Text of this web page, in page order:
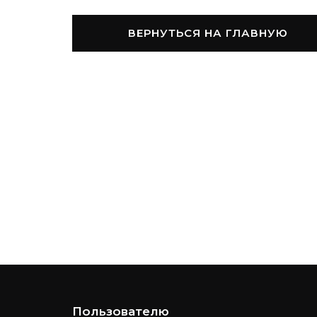
ВЕРНУТЬСЯ НА ГЛАВНУЮ
Пользователю